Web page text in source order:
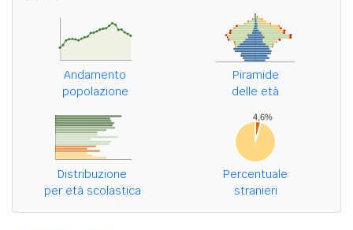
Andamento
popolazione
Piramide
delle età
Distribuzione
per età scolastica
Percentuale
stranieri